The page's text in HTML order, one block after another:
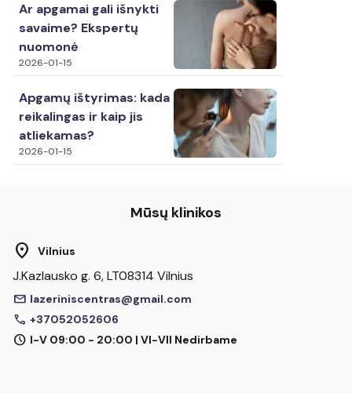
Ar apgamai gali išnykti
savaime? Ekspertų
nuomonė
2026-01-15
Apgamų ištyrimas: kada
reikalingas ir kaip jis
atliekamas?
2026-01-15
Mūsų klinikos
location_on Vilnius
J.Kazlausko g. 6, LT08314 Vilnius
mail lazeriniscentras@gmail.com
call +37052052606
schedule I-V 09:00 - 20:00 | VI-VII Nedirbame